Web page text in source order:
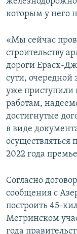
которым у него
«Мы сейчас
строительству
дороги Ерасх-
сути, очередной
уже
работам,
достигнутые
в виде
осуществляться
2022 года
Согласно
сообщения с
построить 45-
Мегринском
года